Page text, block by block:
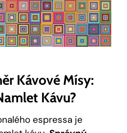
Kávové Mísy:
Kávu?
espressa je